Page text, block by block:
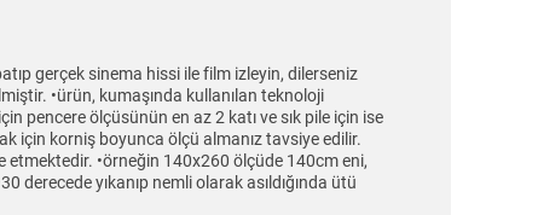
gerçek sinema hissi ile film izleyin, dilerseniz
•ürün, kumaşında kullanılan teknoloji
pencere ölçüsünün en az 2 katı ve sık pile için ise
için korniş boyunca ölçü almanız tavsiye edilir.
etmektedir. •örneğin 140x260 ölçüde 140cm eni,
yıkanıp nemli olarak asıldığında ütü